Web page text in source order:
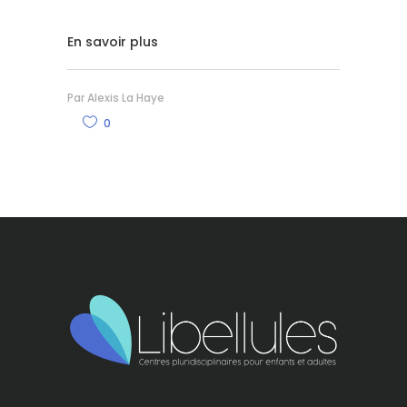
En savoir plus
ParAlexis La Haye
0